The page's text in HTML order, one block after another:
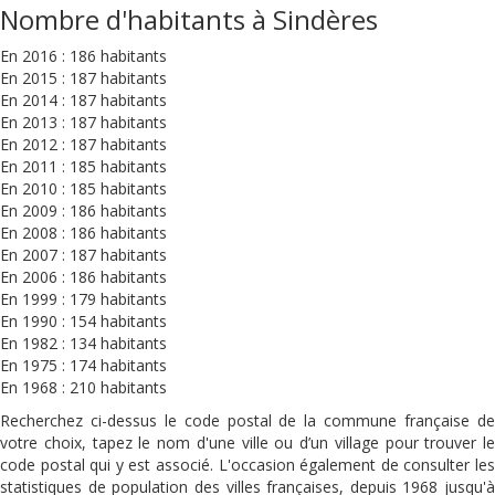
Nombre d'habitants à Sindères
En 2016 : 186 habitants
En 2015 : 187 habitants
En 2014 : 187 habitants
En 2013 : 187 habitants
En 2012 : 187 habitants
En 2011 : 185 habitants
En 2010 : 185 habitants
En 2009 : 186 habitants
En 2008 : 186 habitants
En 2007 : 187 habitants
En 2006 : 186 habitants
En 1999 : 179 habitants
En 1990 : 154 habitants
En 1982 : 134 habitants
En 1975 : 174 habitants
En 1968 : 210 habitants
Recherchez ci-dessus le code postal de la commune française de
votre choix, tapez le nom d'une ville ou d’un village pour trouver le
code postal qui y est associé. L'occasion également de consulter les
statistiques de population des villes françaises, depuis 1968 jusqu'à